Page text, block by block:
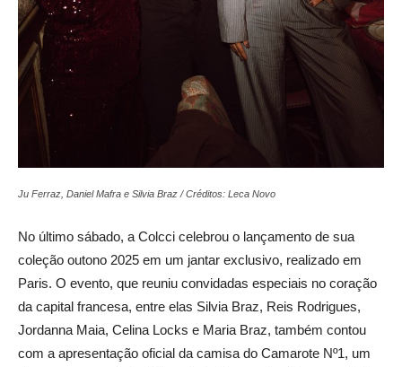
Ju Ferraz, Daniel Mafra e Silvia Braz / Créditos: Leca Novo
No último sábado, a Colcci celebrou o lançamento de sua
coleção outono 2025 em um jantar exclusivo, realizado em
Paris. O evento, que reuniu convidadas especiais no coração
da capital francesa, entre elas Silvia Braz, Reis Rodrigues,
Jordanna Maia, Celina Locks e Maria Braz, também contou
com a apresentação oficial da camisa do Camarote Nº1, um